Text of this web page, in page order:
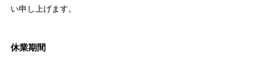
い申し上げます。
休業期間